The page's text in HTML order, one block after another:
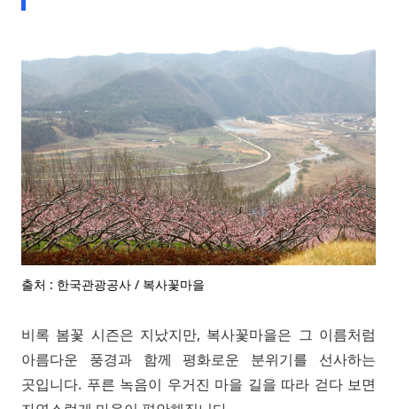
출처 : 한국관광공사 / 복사꽃마을
비록 봄꽃 시즌은 지났지만, 복사꽃마을은 그 이름처럼
아름다운 풍경과 함께 평화로운 분위기를 선사하는
곳입니다. 푸른 녹음이 우거진 마을 길을 따라 걷다 보면